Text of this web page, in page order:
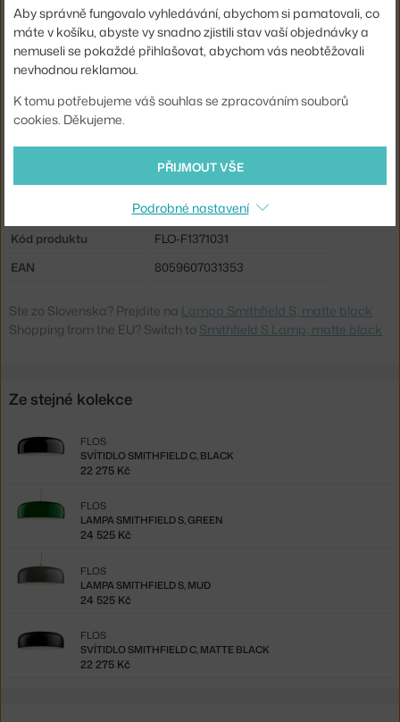
Obsahuje stropní krytku: ano
Hlavní materiál:
kov
Příkon:
Patice / zdroj:
E27
Distribuce světla:
Max Watt (LED):
18 W
4xE27
Kód produktu
FLO-F1371031
EAN
8059607031353
Ste zo Slovenska? Prejdite na Lampa Smithfield S, matte black
Shopping from the EU? Switch to Smithfield S Lamp, matte black
Ze stejné kolekce
SVÍTIDLO SMITHFIELD C, BLACK
FLOS
22 275 Kč
LAMPA SMITHFIELD S, GREEN
FLOS
24 525 Kč
LAMPA SMITHFIELD S, MUD
FLOS
24 525 Kč
SVÍTIDLO SMITHFIELD C, MATTE BLACK
FLOS
22 275 Kč
Aby správně fungovalo vyhledávání, abychom si pamatovali, co
máte v košíku, abyste vy snadno zjistili stav vaší objednávky a
nemuseli se pokaždé přihlašovat, abychom vás neobtěžovali
nevhodnou reklamou.
K tomu potřebujeme váš souhlas se zpracováním souborů
cookies. Děkujeme.
PŘIJMOUT VŠE
Podrobné nastavení